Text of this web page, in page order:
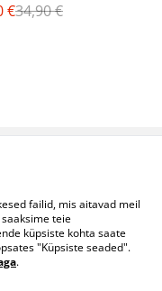
€34,90 €
Kontaktid
failid, mis aitavad meil
teie
küpsiste kohta saate
"Küpsiste seaded".
.